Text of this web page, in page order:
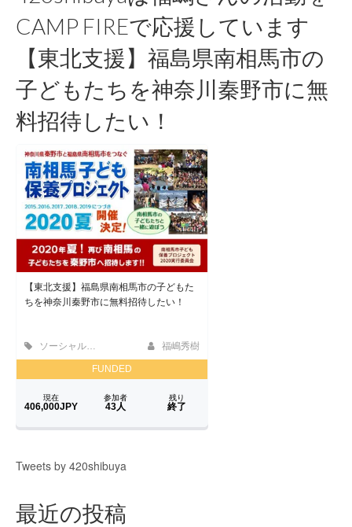
CAMP FIREで応援しています
【東北支援】福島県南相馬市の
子どもたちを神奈川秦野市に無
料招待したい！
Tweets by 420shibuya
最近の投稿